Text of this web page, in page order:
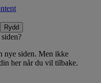
Rydd
nye siden. Men ikke
her når du vil tilbake.